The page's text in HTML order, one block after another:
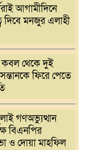
আগামীদিনে
দিবে মনজুর এলাহী
কবল থেকে দুই
ফিরে পেতে
গণঅভ্যুত্থান
বিএনপির
ও দোয়া মাহফিল